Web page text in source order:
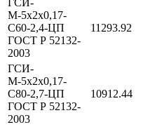
М-5х2х0,17-
С60-2,4-ЦП
ГОСТ Р 52132-
2003
11293.92
ГСИ-
М-5х2х0,17-
С80-2,7-ЦП
ГОСТ Р 52132-
2003
10912.44